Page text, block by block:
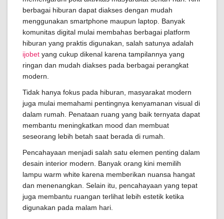
berbagai hiburan dapat diakses dengan mudah
menggunakan smartphone maupun laptop. Banyak
komunitas digital mulai membahas berbagai platform
hiburan yang praktis digunakan, salah satunya adalah
ijobet yang cukup dikenal karena tampilannya yang
ringan dan mudah diakses pada berbagai perangkat
modern.
Tidak hanya fokus pada hiburan, masyarakat modern
juga mulai memahami pentingnya kenyamanan visual di
dalam rumah. Penataan ruang yang baik ternyata dapat
membantu meningkatkan mood dan membuat
seseorang lebih betah saat berada di rumah.
Pencahayaan menjadi salah satu elemen penting dalam
desain interior modern. Banyak orang kini memilih
lampu warm white karena memberikan nuansa hangat
dan menenangkan. Selain itu, pencahayaan yang tepat
juga membantu ruangan terlihat lebih estetik ketika
digunakan pada malam hari.